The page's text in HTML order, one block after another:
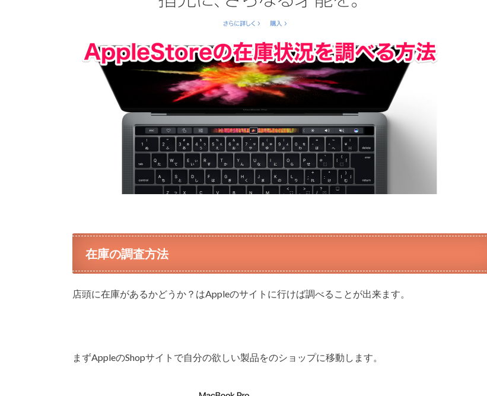
在庫の調査方法
店頭に在庫があるかどうか？はAppleのサイトに行けば調べることが出来ます。
まずAppleのShopサイトで自分の欲しい製品をのショップに移動します。